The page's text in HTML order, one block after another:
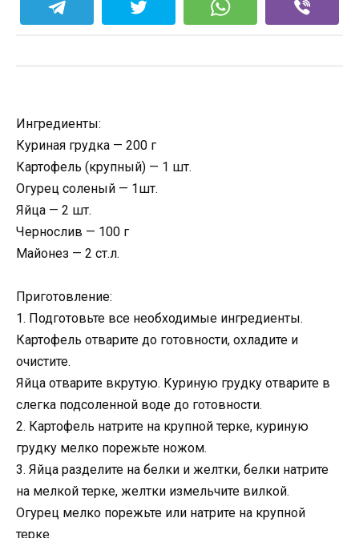
Ингредиенты:
Куриная грудка — 200 г
Картофель (крупный) — 1 шт.
Огурец соленый — 1шт.
Яйца — 2 шт.
Чернослив — 100 г
Майонез — 2 ст.л.
Приготовление:
1. Подготовьте все необходимые ингредиенты.
Картофель отварите до готовности, охладите и
очистите.
Яйца отварите вкрутую. Куриную грудку отварите в
слегка подсоленной воде до готовности.
2. Картофель натрите на крупной терке, куриную
грудку мелко порежьте ножом.
3. Яйца разделите на белки и желтки, белки натрите
на мелкой терке, желтки измельчите вилкой.
Огурец мелко порежьте или натрите на крупной
терке.